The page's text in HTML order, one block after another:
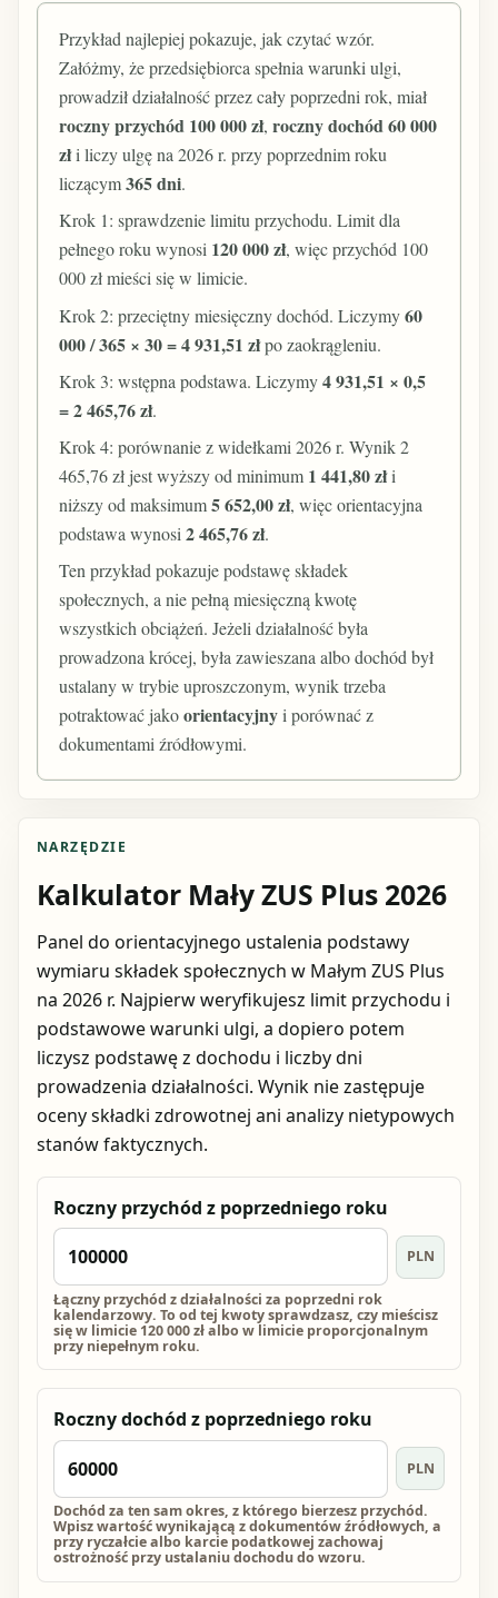
Przykład najlepiej pokazuje, jak czytać wzór.
Załóżmy, że przedsiębiorca spełnia warunki ulgi,
prowadził działalność przez cały poprzedni rok, miał
roczny przychód 100 000 zł,roczny dochód 60 000
złi liczy ulgę na 2026 r. przy poprzednim roku
liczącym365 dni.
Krok 1: sprawdzenie limitu przychodu. Limit dla
pełnego roku wynosi 120 000 zł, więc przychód 100
000 zł mieści się w limicie.
Krok 2: przeciętny miesięczny dochód. Liczymy60
000 / 365 × 30 = 4 931,51 złpo zaokrągleniu.
Krok 3: wstępna podstawa. Liczymy4 931,51 × 0,5
= 2 465,76 zł.
Krok 4: porównanie z widełkami 2026 r. Wynik 2
465,76 zł jest wyższy od minimum 1 441,80 złi
niższy od maksimum5 652,00 zł, więc orientacyjna
podstawa wynosi2 465,76 zł.
Ten przykład pokazuje podstawę składek
społecznych, a nie pełną miesięczną kwotę
wszystkich obciążeń. Jeżeli działalność była
prowadzona krócej, była zawieszana albo dochód był
ustalany w trybie uproszczonym, wynik trzeba
potraktować jakoorientacyjnyi porównać z
dokumentami źródłowymi.
NARZĘDZIE
Kalkulator Mały ZUS Plus 2026
Panel do orientacyjnego ustalenia podstawy
wymiaru składek społecznych w Małym ZUS Plus
na 2026 r. Najpierw weryfikujesz limit przychodu i
podstawowe warunki ulgi, a dopiero potem
liczysz podstawę z dochodu i liczby dni
prowadzenia działalności. Wynik nie zastępuje
oceny składki zdrowotnej ani analizy nietypowych
stanów faktycznych.
Roczny przychód z poprzedniego roku
PLN
Łączny przychód z działalności za poprzedni rok
kalendarzowy. To od tej kwoty sprawdzasz, czy mieścisz
się w limicie 120 000 zł albo w limicie proporcjonalnym
przy niepełnym roku.
Roczny dochód z poprzedniego roku
PLN
Dochód za ten sam okres, z którego bierzesz przychód.
Wpisz wartość wynikającą z dokumentów źródłowych, a
przy ryczałcie albo karcie podatkowej zachowaj
ostrożność przy ustalaniu dochodu do wzoru.